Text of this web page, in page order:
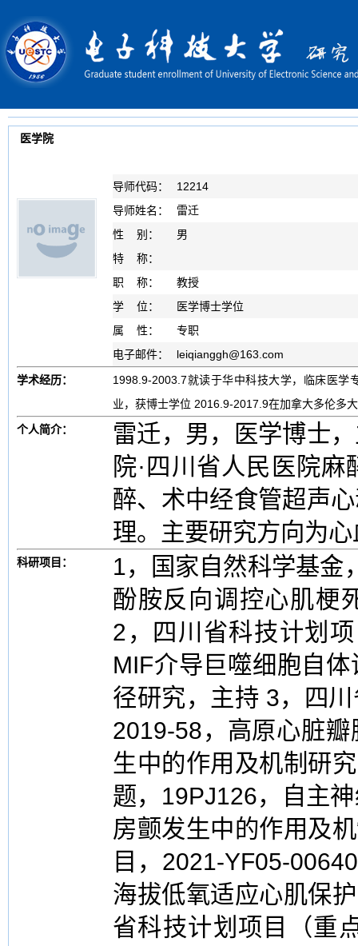
医学院
导师代码：
12214
导师姓名：
雷迁
性 别：
男
特 称：
职 称：
教授
学 位：
医学博士学位
属 性：
专职
电子邮件：
leiqianggh@163.com
学术经历：
1998.9-2003.7就读于华中科技大学，临床医学
业，获博士学位 2016.9-2017.9在加拿大多伦多
个人简介：
雷迁，男，医学博士
院·四川省人民医院
醉、术中经食管超声
理。主要研究方向为
科研项目：
1，国家自然科学基金
酚胺反向调控心肌梗
2，四川省科技计划
MIF介导巨噬细胞自
径研究，主持 3，四
2019-58，高原心脏
生中的作用及机制研
题，19PJ126，自主
房颤发生中的作用及
目，2021-YF05-
海拔低氧适应心肌保
省科技计划项目（重